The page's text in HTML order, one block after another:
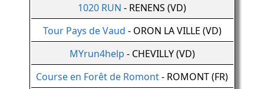
1020 RUN - RENENS (VD)
Tour Pays de Vaud - ORON LA VILLE (VD)
MYrun4help - CHEVILLY (VD)
Course en Forêt de Romont- ROMONT (FR)